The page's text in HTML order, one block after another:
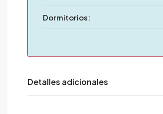
Dormitorios:
Detalles adicionales